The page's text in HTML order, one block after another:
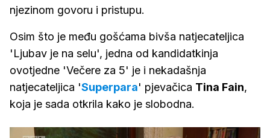
njezinom govoru i pristupu.
Osim što je među gošćama bivša natjecateljica
'Ljubav je na selu', jedna od kandidatkinja
ovotjedne 'Večere za 5' je i nekadašnja
natjecateljica 'Superpara' pjevačica Tina Fain,
koja je sada otkrila kako je slobodna.